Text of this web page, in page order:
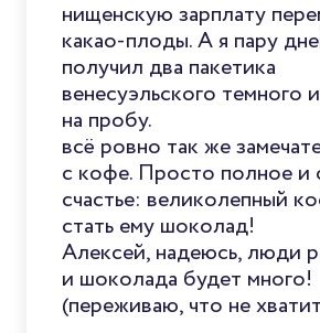
нищенскую зарплату
какао-плоды. А я пару
получил два пакетика
венесуэльского темного
на пробу.
всё ровно так же
с кофе. Просто полное и
счастье: великолепный
стать ему шоколад!
Алексей, надеюсь, люди
и шоколада будет много!
(переживаю, что не